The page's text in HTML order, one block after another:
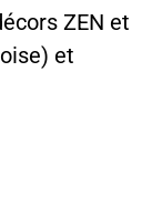
ZEN et
et